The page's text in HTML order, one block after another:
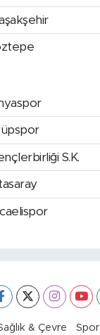
S.K.
& Çevre Spor